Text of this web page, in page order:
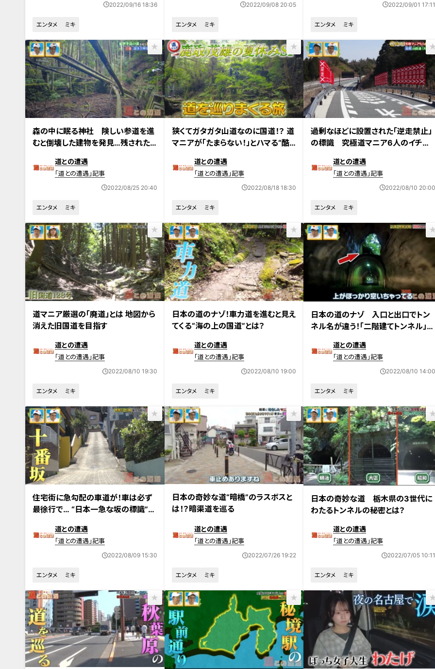
2022/09/16 18:36
エンタメ ミキ
2022/09/08 20:05
エンタメ ミキ
2022/09/01 17:11
エンタメ ミキ
森の中に眠る神社 険しい参道を進
むと倒壊した建物を発見…残された
道との遭遇
「道との遭遇」記事
2022/08/25 20:40
エンタメ ミキ
狭くてガタガタ山道なのに国道！？ 道
マニアが「たまらない！」とハマる“酷
道との遭遇
「道との遭遇」記事
2022/08/18 18:30
エンタメ ミキ
過剰なほどに設置された「逆走禁止」
の標識 究極道マニア6人のイチオ
道との遭遇
「道との遭遇」記事
2022/08/10 20:00
エンタメ ミキ
道マニア厳選の「廃道」とは 地図から
消えた旧国道を目指す
道との遭遇
「道との遭遇」記事
2022/08/10 19:30
エンタメ ミキ
日本の道のナゾ！車力道を進むと見え
てくる“海の上の国道”とは？
道との遭遇
「道との遭遇」記事
2022/08/10 19:00
エンタメ ミキ
日本の道のナゾ 入口と出口でトン
ネル名が違う！「二階建てトンネル」と
道との遭遇
「道との遭遇」記事
2022/08/10 14:00
エンタメ ミキ
住宅街に急勾配の車道が！車は必ず
最徐行で… “日本一急な坂の標識”が
道との遭遇
「道との遭遇」記事
2022/08/09 15:30
エンタメ ミキ
日本の奇妙な道“暗橋”のラスボスと
は！？暗渠道を巡る
道との遭遇
「道との遭遇」記事
2022/07/26 19:22
エンタメ ミキ
日本の奇妙な道 栃木県の3世代に
わたるトンネルの秘密とは？
道との遭遇
「道との遭遇」記事
2022/07/05 10:11
エンタメ ミキ